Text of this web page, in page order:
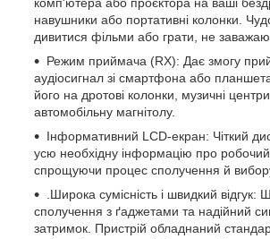
комп'ютера або проєктора на ваші
навушники або портативні колонки.
дивитися фільми або грати, не
Режим приймача (RX): Дає змогу
аудіосигнал зі смартфона або
його на дротові колонки, музичні
автомобільну магнітолу.
Інформативний LCD-екран: Чіткий
усю необхідну інформацію про
спрощуючи процес сполучення й
.Широка сумісність і швидкий відгук:
сполучення з ґаджетами та надійний
затримок. Пристрій обладнаний